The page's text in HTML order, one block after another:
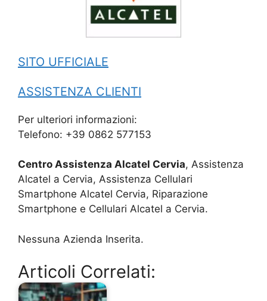
SITO UFFICIALE
ASSISTENZA CLIENTI
Per ulteriori informazioni:
Telefono: +39 0862 577153
Centro Assistenza Alcatel Cervia, Assistenza
Alcatel a Cervia, Assistenza Cellulari
Smartphone Alcatel Cervia, Riparazione
Smartphone e Cellulari Alcatel a Cervia.
Nessuna Azienda Inserita.
Articoli Correlati: